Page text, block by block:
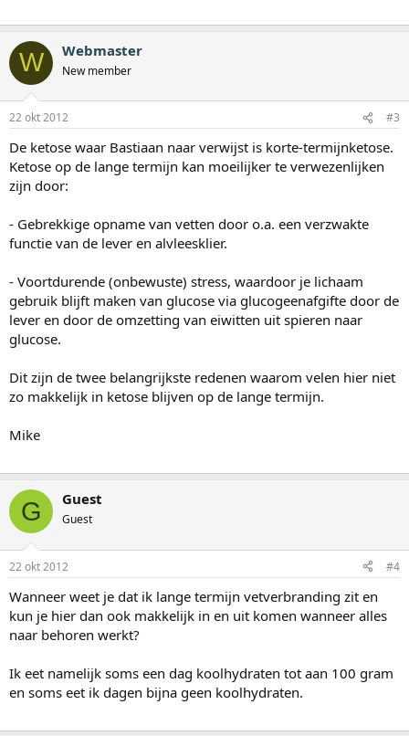
W Webmaster
New member
22 okt 2012 #3
De ketose waar Bastiaan naar verwijst is korte-termijnketose.
Ketose op de lange termijn kan moeilijker te verwezenlijken
zijn door:
- Gebrekkige opname van vetten door o.a. een verzwakte
functie van de lever en alvleesklier.
- Voortdurende (onbewuste) stress, waardoor je lichaam
gebruik blijft maken van glucose via glucogeenafgifte door de
lever en door de omzetting van eiwitten uit spieren naar
glucose.
Dit zijn de twee belangrijkste redenen waarom velen hier niet
zo makkelijk in ketose blijven op de lange termijn.
Mike
G Guest
Guest
22 okt 2012 #4
Wanneer weet je dat ik lange termijn vetverbranding zit en
kun je hier dan ook makkelijk in en uit komen wanneer alles
naar behoren werkt?
Ik eet namelijk soms een dag koolhydraten tot aan 100 gram
en soms eet ik dagen bijna geen koolhydraten.